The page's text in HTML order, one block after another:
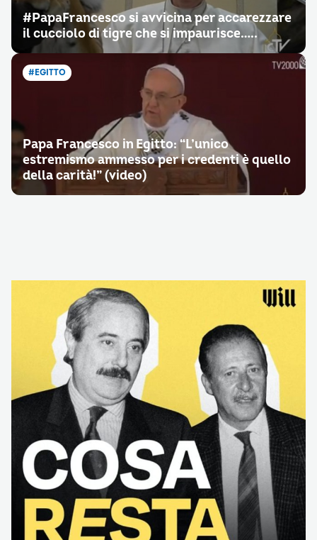
‪#‎PapaFrancesco‬ si avvicina per accarezzare
il cucciolo di tigre che si impaurisce…..
#EGITTO
Papa Francesco in Egitto: “L’unico
estremismo ammesso per i credenti è quello
della carità!” (video)